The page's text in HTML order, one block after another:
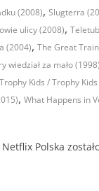
(2008), Slugterra
ulicy (2008),
(2004), The Great
wiedział za mało (1998)
Trophy Kids / Trophy
, What Happens in
Polska